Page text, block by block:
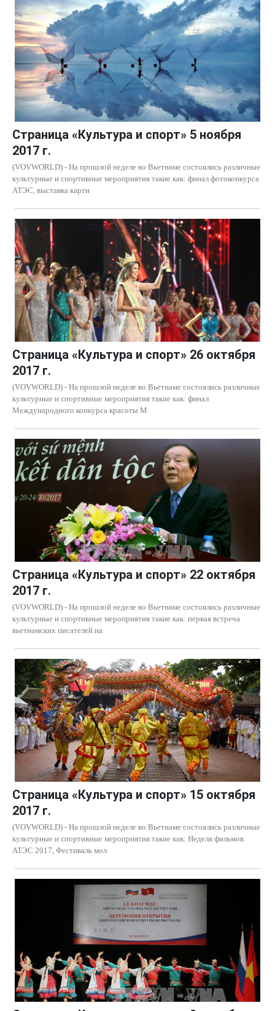
Страница «Культура и спорт» 5 ноября
2017 г.
(VOVWORLD) - На прошлой неделе во Вьетнаме состоялись различные
культурные и спортивные мероприятия такие как: финал фотоконкурса
АТЭС, выставка карти
Страница «Культура и спорт» 26 октября
2017 г.
(VOVWORLD) - На прошлой неделе во Вьетнаме состоялись различные
культурные и спортивные мероприятия такие как: финал
Международного конкурса красоты M
Страница «Культура и спорт» 22 октября
2017 г.
(VOVWORLD) - На прошлой неделе во Вьетнаме состоялись различные
культурные и спортивные мероприятия такие как: первая встреча
вьетнамских писателей на
Страница «Культура и спорт» 15 октября
2017 г.
(VOVWORLD) - На прошлой неделе во Вьетнаме состоялись различные
культурные и спортивные мероприятия такие как: Неделя фильмов
АТЭС 2017, Фестиваль мол